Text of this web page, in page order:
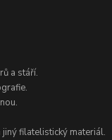
a stáří.
filatelistický materiál.